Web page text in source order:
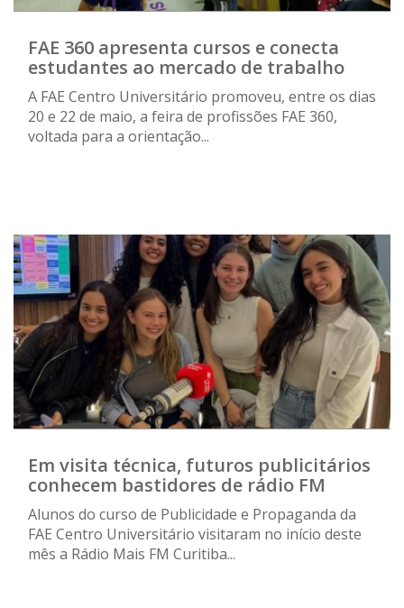
FAE 360 apresenta cursos e conecta
estudantes ao mercado de trabalho
A FAE Centro Universitário promoveu, entre os dias
20 e 22 de maio, a feira de profissões FAE 360,
voltada para a orientação...
Em visita técnica, futuros publicitários
conhecem bastidores de rádio FM
Alunos do curso de Publicidade e Propaganda da
FAE Centro Universitário visitaram no início deste
mês a Rádio Mais FM Curitiba...